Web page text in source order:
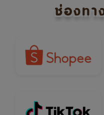
ช่องทา